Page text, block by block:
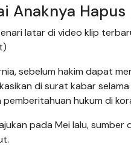
Anaknya Hapus
latar di video klip
sebelum hakim dapat
di surat kabar
hukum di
pada Mei lalu,